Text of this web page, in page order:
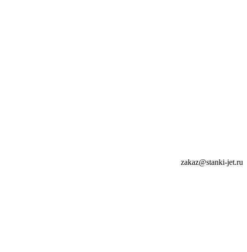
zakaz@stanki-jet.ru